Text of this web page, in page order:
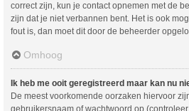
correct zijn, kun je contact opnemen met de
zijn dat je niet verbannen bent. Het is ook
fout is, dan moet dit door de beheerder
Omhoog
Ik heb me ooit geregistreerd maar kan nu
De meest voorkomende oorzaken hiervoor
gebruikersnaam of wachtwoord op